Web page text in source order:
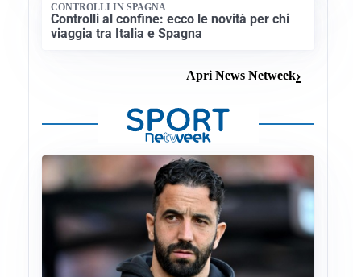
CONTROLLI IN SPAGNA
Controlli al confine: ecco le novità per chi
viaggia tra Italia e Spagna
Apri News Netweek